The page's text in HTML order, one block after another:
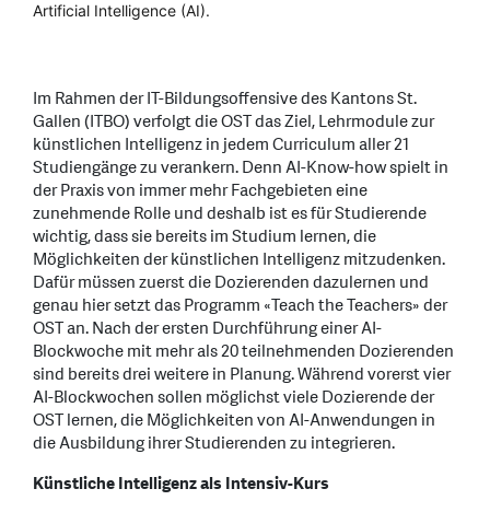
Artificial Intelligence (AI).
Im Rahmen der IT-Bildungsoffensive des Kantons St.
Gallen (ITBO) verfolgt die OST das Ziel, Lehrmodule zur
künstlichen Intelligenz in jedem Curriculum aller 21
Studiengänge zu verankern. Denn AI-Know-how spielt in
der Praxis von immer mehr Fachgebieten eine
zunehmende Rolle und deshalb ist es für Studierende
wichtig, dass sie bereits im Studium lernen, die
Möglichkeiten der künstlichen Intelligenz mitzudenken.
Dafür müssen zuerst die Dozierenden dazulernen und
genau hier setzt das Programm «Teach the Teachers» der
OST an. Nach der ersten Durchführung einer AI-
Blockwoche mit mehr als 20 teilnehmenden Dozierenden
sind bereits drei weitere in Planung. Während vorerst vier
AI-Blockwochen sollen möglichst viele Dozierende der
OST lernen, die Möglichkeiten von AI-Anwendungen in
die Ausbildung ihrer Studierenden zu integrieren.
Künstliche Intelligenz als Intensiv-Kurs